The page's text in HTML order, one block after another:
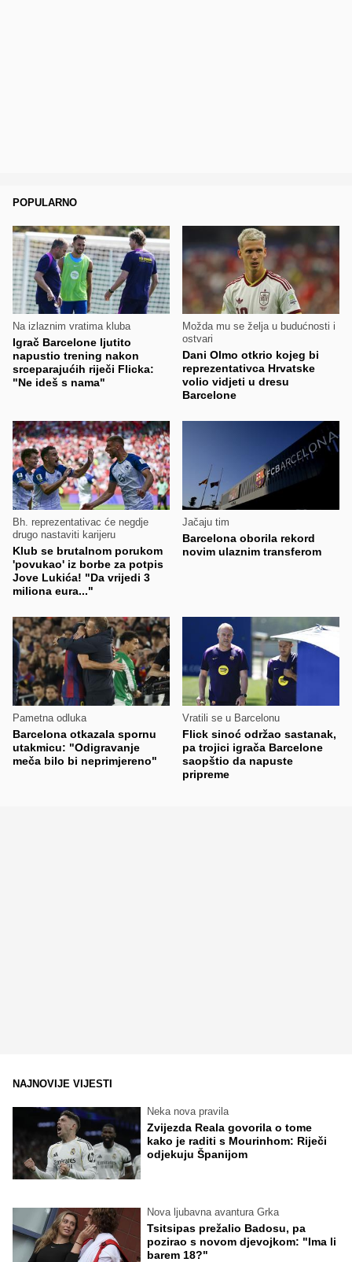
POPULARNO
Na izlaznim vratima kluba
Igrač Barcelone ljutito
napustio trening nakon
srceparajućih riječi Flicka:
"Ne ideš s nama"
Možda mu se želja u budućnosti i
ostvari
Dani Olmo otkrio kojeg bi
reprezentativca Hrvatske
volio vidjeti u dresu
Barcelone
Bh. reprezentativac će negdje
drugo nastaviti karijeru
Klub se brutalnom porukom
'povukao' iz borbe za potpis
Jove Lukića! "Da vrijedi 3
miliona eura..."
Jačaju tim
Barcelona oborila rekord
novim ulaznim transferom
Pametna odluka
Barcelona otkazala spornu
utakmicu: "Odigravanje
meča bilo bi neprimjereno"
Vratili se u Barcelonu
Flick sinoć održao sastanak,
pa trojici igrača Barcelone
saopštio da napuste
pripreme
NAJNOVIJE VIJESTI
Neka nova pravila
Zvijezda Reala govorila o tome
kako je raditi s Mourinhom: Riječi
odjekuju Španijom
Nova ljubavna avantura Grka
Tsitsipas prežalio Badosu, pa
pozirao s novom djevojkom: "Ima li
barem 18?"